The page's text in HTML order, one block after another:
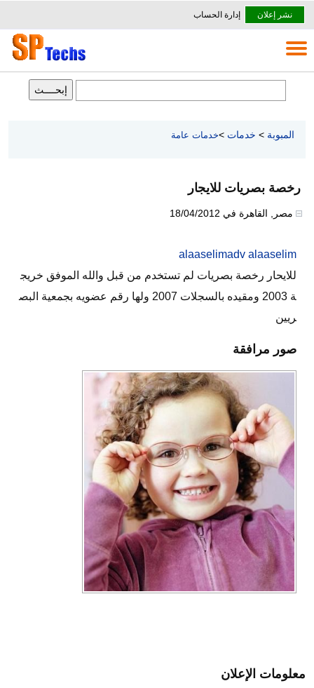
نشر إعلان إدارة الحساب
المبوبة > خدمات >خدمات عامة
رخصة بصريات للايجار
مصر القاهرة في 18/04/2012
alaaselimadv alaaselim
للايحار رخصة بصريات لم تستخدم من قبل والله الموفق خريج
ة 2003 ومقيده بالسجلات 2007 ولها رقم عضويه بجمعية البص
ريين
صور مرافقة
معلومات الإعلان